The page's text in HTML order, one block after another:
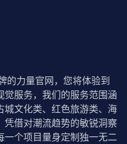
的力量官网，您将体验到
觉服务，我们的服务范围涵
城文化类、红色旅游类、海
凭借对潮流趋势的敏锐洞察
一个项目量身定制独一无二